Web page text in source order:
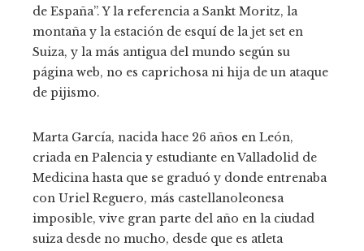
de España”. Y la referencia a Sankt Moritz, la
montaña y la estación de esquí de la jet set en
Suiza, y la más antigua del mundo según su
página web, no es caprichosa ni hija de un ataque
de pijismo.
Marta García, nacida hace 26 años en León,
criada en Palencia y estudiante en Valladolid de
Medicina hasta que se graduó y donde entrenaba
con Uriel Reguero, más castellanoleonesa
imposible, vive gran parte del año en la ciudad
suiza desde no mucho, desde que es atleta